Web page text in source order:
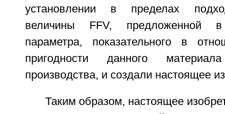
установлении в пределах
величины FFV, предложенной в
параметра, показательного в
пригодности данного
производства, и создали настоящее
Таким образом, настоящее